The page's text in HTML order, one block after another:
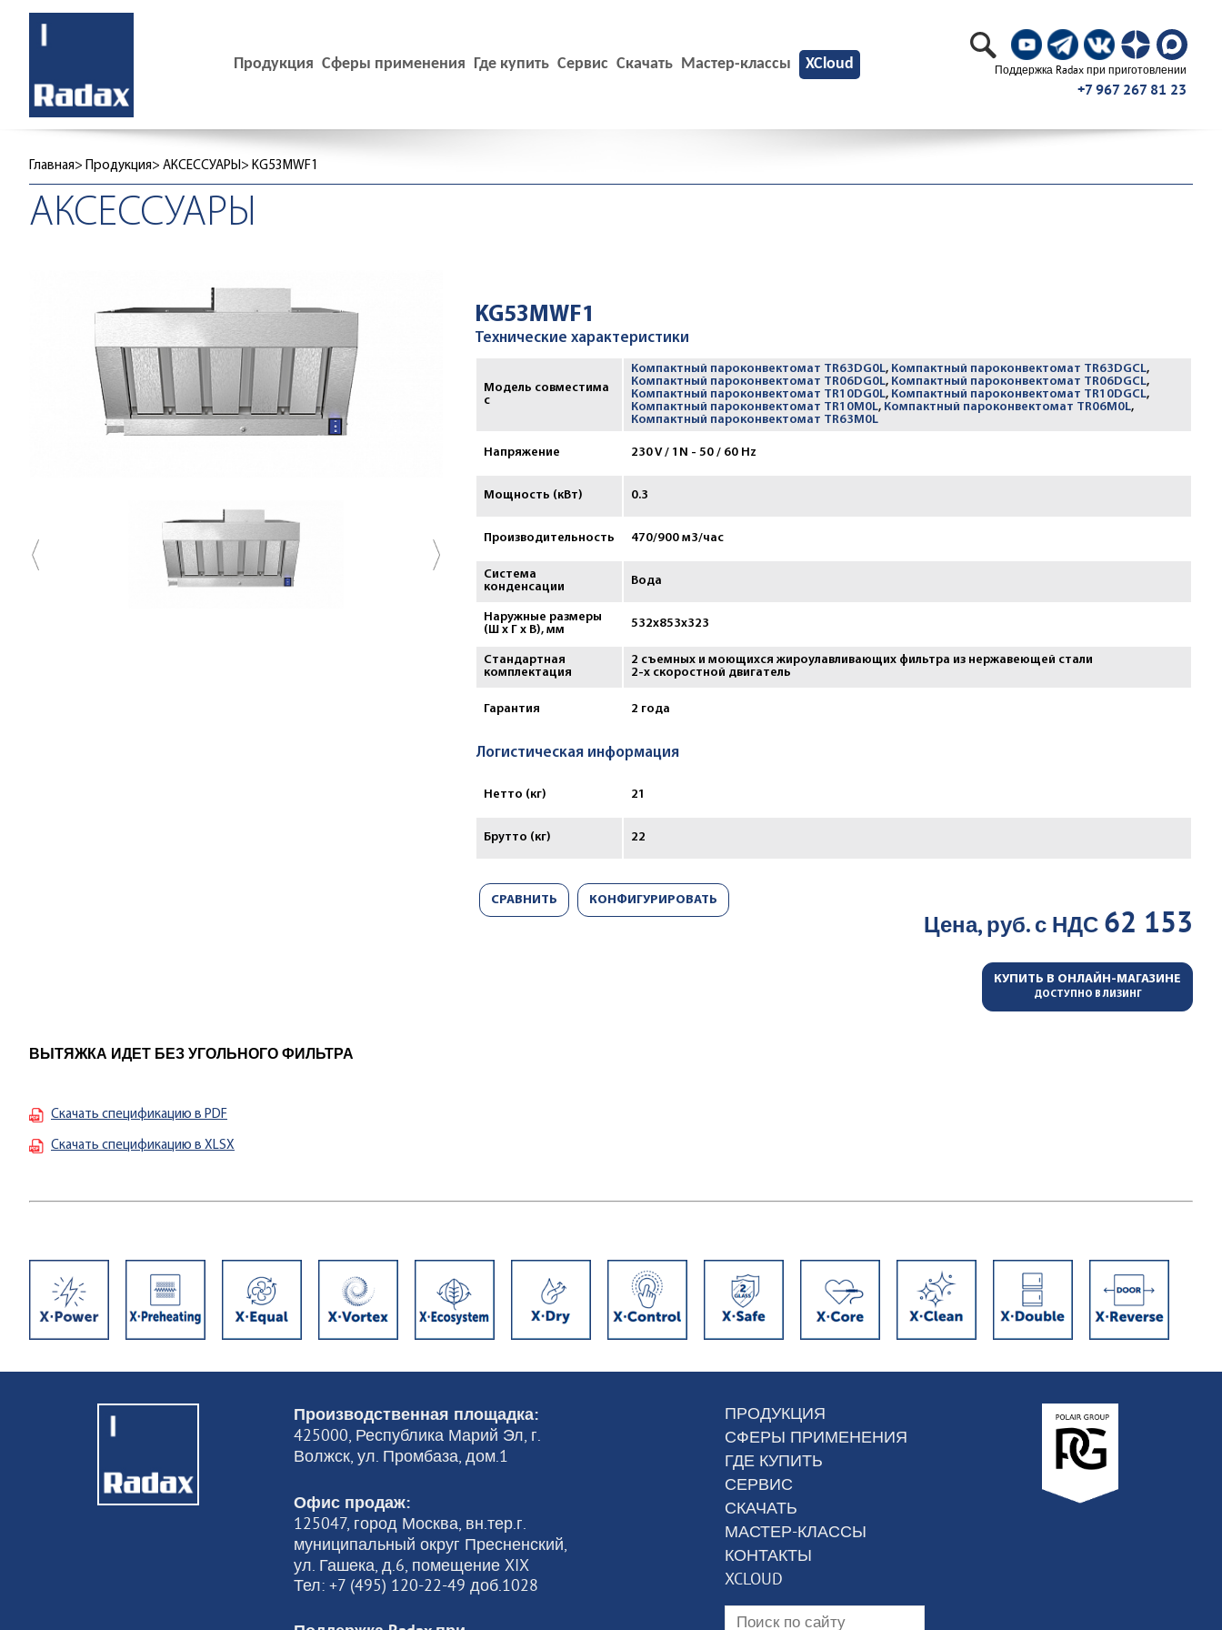
Продукция Сферы применения Где купить Сервис Скачать Мастер-классы XCloud Поддержка Radax при приготовлении
+7 967 267 81 23
Главная Продукция АКСЕССУАРЫ KG53MWF1
АКСЕССУАРЫ
KG53MWF1
Технические характеристики
Модель совместима
с
Компактный пароконвектомат TR63DG0L, Компактный пароконвектомат TR63DGCL,
Компактный пароконвектомат TR06DG0L, Компактный пароконвектомат TR06DGCL,
Компактный пароконвектомат TR10DG0L, Компактный пароконвектомат TR10DGCL,
Компактный пароконвектомат TR10M0L, Компактный пароконвектомат TR06M0L,
Компактный пароконвектомат TR63M0L
Напряжение 230 V / 1N - 50 / 60 Hz
Мощность (кВт) 0.3
Производительность 470/900 м3/час
Система
конденсации
Вода
Наружные размеры
(Ш х Г х В), мм
532x853x323
Стандартная
комплектация
2 съемных и моющихся жироулавливающих фильтра из нержавеющей стали
2-х скоростной двигатель
Гарантия 2 года
Логистическая информация
Нетто (кг) 21
Брутто (кг) 22
СРАВНИТЬ КОНФИГУРИРОВАТЬ
Цена, руб. с НДС 62 153
КУПИТЬ В ОНЛАЙН-МАГАЗИНЕ
ДОСТУПНО В ЛИЗИНГ
ВЫТЯЖКА ИДЕТ БЕЗ УГОЛЬНОГО ФИЛЬТРА
Скачать спецификацию в PDF
Скачать спецификацию в XLSX
Производственная площадка:
425000, Республика Марий Эл, г.
Волжск, ул. Промбаза, дом.1
Офис продаж:
125047, город Москва, вн.тер.г.
муниципальный округ Пресненский,
ул. Гашека, д.6, помещение XIX
Тел: +7 (495) 120-22-49 доб.1028
ПРОДУКЦИЯ
СФЕРЫ ПРИМЕНЕНИЯ
ГДЕ КУПИТЬ
СЕРВИС
СКАЧАТЬ
МАСТЕР-КЛАССЫ
КОНТАКТЫ
XCLOUD